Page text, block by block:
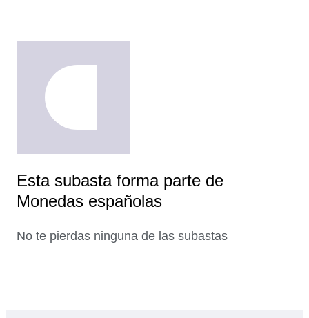
Esta subasta forma parte de
Monedas españolas
No te pierdas ninguna de las subastas